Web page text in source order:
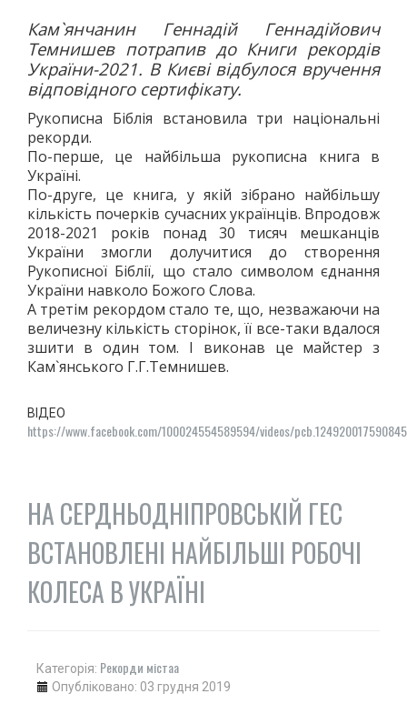
МОТО
АВІАСПОРТ
ВЕЛОСПОРТ
СТРІЛЬБА КУЛЬОВА
СТРІЛЬБА З ЛУКА
ФЕХТУВАННЯ ІСТОРИЧНЕ
СУДНОМОДЕЛІЗМ
СИЛОВІ ВИДИ
ВАЖКА АТЛЕТИКА
ПАУЕРЛІФТИНГ
ГИРЬОВИЙ СПОРТ
ЄДИНОБОРСТВА
ТХЕКВОНДО
БОКС
ДЗЮДО
АЙКІДО
ФРІФАЙТ
ММА
КОМБАТАН
ХОДЬБА
Кам`янчанин Геннадій Геннадійович
Темнишев потрапив до Книги рекордів
України-2021. В Києві відбулося вручення
відповідного сертифікату.
Рукописна Біблія встановила три національні
рекорди.
По-перше, це найбільша рукописна книга в
Україні.
По-друге, це книга, у якій зібрано найбільшу
кількість почерків сучасних українців. Впродовж
2018-2021 років понад 30 тисяч мешканців
України змогли долучитися до створення
Рукописної Біблії, що стало символом єднання
України навколо Божого Слова.
А третім рекордом стало те, що, незважаючи на
величезну кількість сторінок, її все-таки вдалося
зшити в один том. І виконав це майстер з
Кам`янського Г.Г.Темнишев.
ВІДЕО
https://www.facebook.com/100024554589594/videos/
НА СЕРДНЬОДНІПРОВСЬКІЙ ГЕС
ВСТАНОВЛЕНІ НАЙБІЛЬШІ РОБОЧІ
КОЛЕСА В УКРАЇНІ
Категорія: Рекорди містаа
Опубліковано: 03 грудня 2019